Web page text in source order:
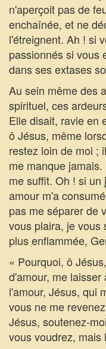
n'aperçoit pas de
enchaînée, et ne
l'étreignent. Ah ! si
passionnés si vous
dans ses extases
Au sein même des
spirituel, ces
Elle disait, ravie en
ô Jésus, même
restez loin de moi ;
me manque
me suffit. Oh ! si
amour m'a
pas me séparer de
vous plaira, je vous
plus enflammée,
« Pourquoi, ô
d'amour, me
l'amour, Jésus, qui
vous ne me
Jésus, soutenez-
vous voudrez, mais